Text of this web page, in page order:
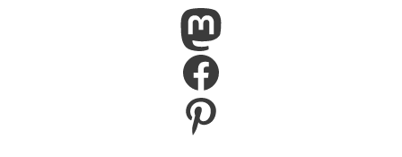
Mastodon
Facebook
Pinterest